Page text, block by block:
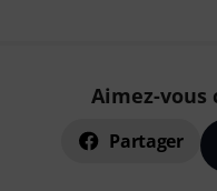
Aimez-vous
Partager